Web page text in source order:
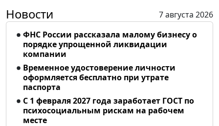
Новости
7 августа 2026
ФНС России рассказала малому бизнесу о
порядке упрощенной ликвидации
компании
Временное удостоверение личности
оформляется бесплатно при утрате
паспорта
С 1 февраля 2027 года заработает ГОСТ по
психосоциальным рискам на рабочем
месте